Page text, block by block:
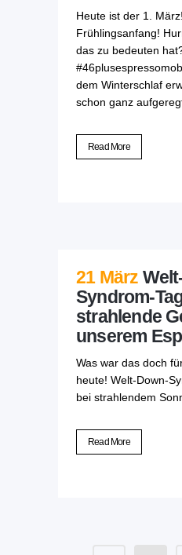
Heute ist der 1.
Frühlingsanfang!
das zu bedeuten
dem Winterschlaf
schon ganz
Read More
21 März
Syndrom-
strahlende
unserem
Was war das doch
heute! Welt-Down-
bei strahlendem
Read More